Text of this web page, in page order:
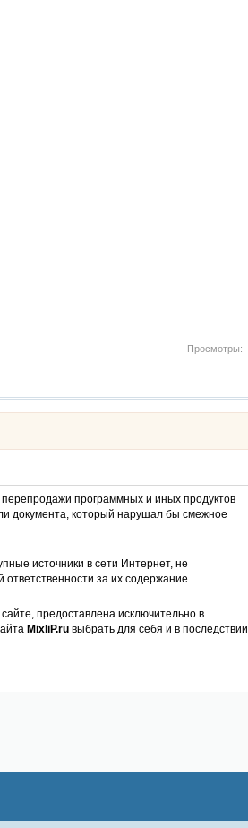
Просмотры:
программных и иных продуктов
документа, который нарушал бы смежное
источники в сети Интернет, не
ответственности за их содержание.
предоставлена исключительно в
MixliP.ruвыбрать для себя и в последствии